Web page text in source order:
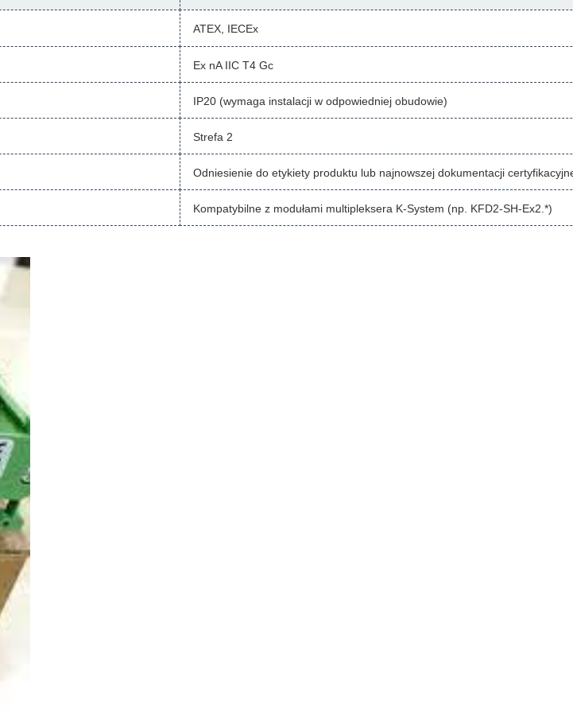
ATEX, IECEx
Ex nA IIC T4 Gc
IP20 (wymaga instalacji w odpowiedniej obudowie)
Strefa 2
Odniesienie do etykiety produktu lub najnowszej dokumentacji
Kompatybilne z modułami multipleksera K-System (np. KFD2-SH-Ex2.*)